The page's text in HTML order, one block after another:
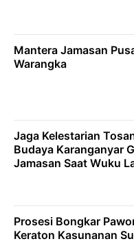
Mantera Jamasan
Warangka
Jaga Kelestarian
Budaya Karanganyar
Jamasan Saat Wuku
Prosesi Bongkar
Keraton Kasunanan